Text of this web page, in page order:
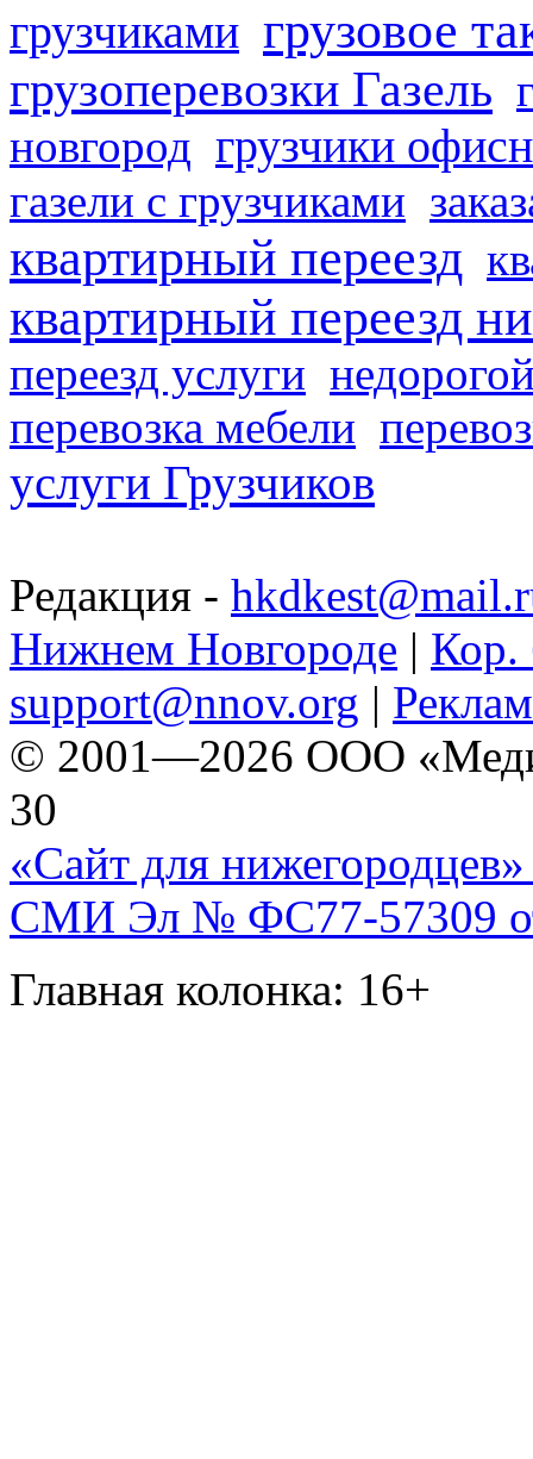
грузчиками грузовое
грузоперевозки Газель
новгород грузчики
газели с грузчиками
квартирный переезд
квартирный переезд
переезд услуги
перевозка мебели
услуги Грузчиков
Редакция -
Нижнем Новгороде | Кор.
support@nnov.org |
© 2001—2026 ООО
30
«Сайт для нижегородцев»
СМИ Эл № ФС77-57309
Главная колонка: 16+